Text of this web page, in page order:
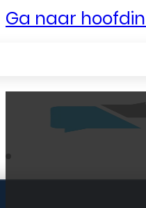
Ga naar